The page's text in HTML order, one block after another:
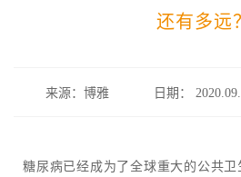
还有多远？
来源：博雅 日期：
糖尿病已经成为了全球重大的公共